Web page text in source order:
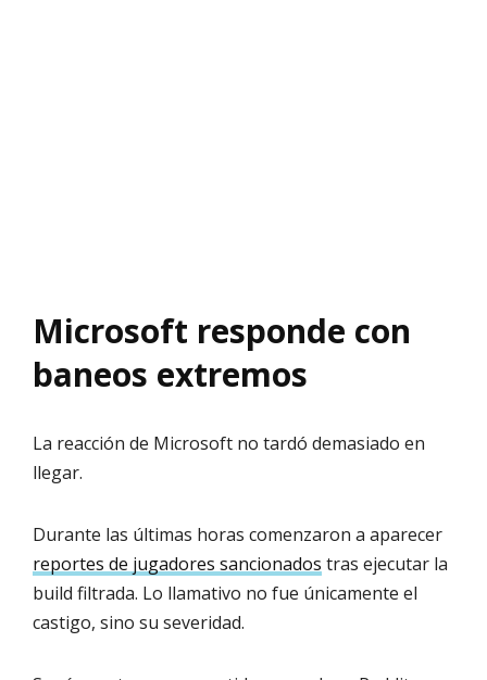
Microsoft responde con
baneos extremos
La reacción de Microsoft no tardó demasiado en
llegar.
Durante las últimas horas comenzaron a aparecer
reportes de jugadores sancionados tras ejecutar la
build filtrada. Lo llamativo no fue únicamente el
castigo, sino su severidad.